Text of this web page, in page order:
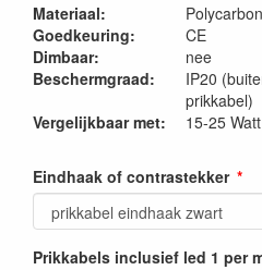
Materiaal:
Goedkeuring:
CE
Dimbaar:
nee
Beschermgraad:
IP20
prikkabel)
Vergelijkbaar met:
15-25
Eindhaak of contrastekker
Prikkabels inclusief led 1 per